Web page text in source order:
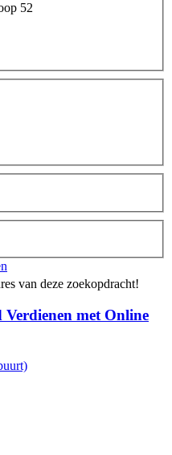
52
van deze zoekopdracht!
met Online